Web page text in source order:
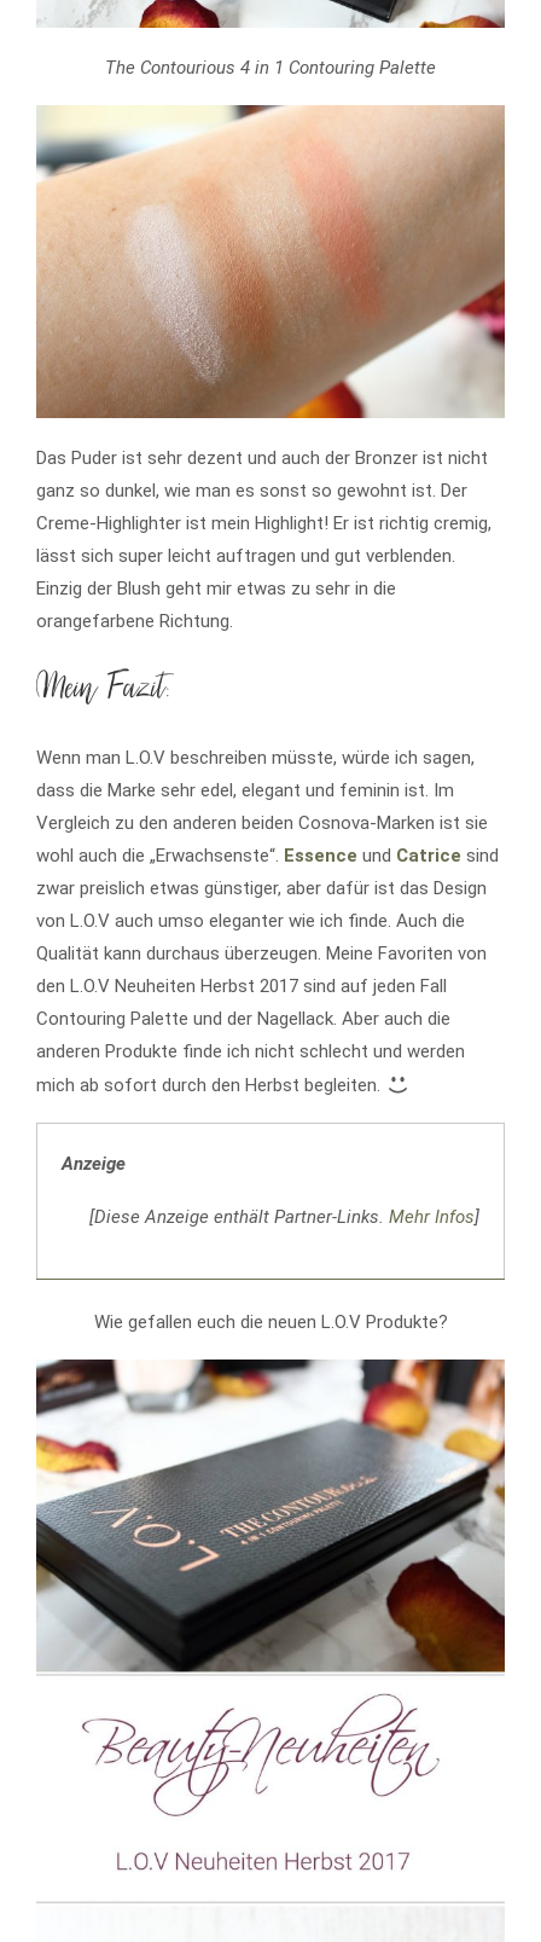
The Contourious 4 in 1 Contouring Palette
Das Puder ist sehr dezent und auch der Bronzer ist nicht
ganz so dunkel, wie man es sonst so gewohnt ist. Der
Creme-Highlighter ist mein Highlight! Er ist richtig cremig,
lässt sich super leicht auftragen und gut verblenden.
Einzig der Blush geht mir etwas zu sehr in die
orangefarbene Richtung.
Mein Fazit:
Wenn man L.O.V beschreiben müsste, würde ich sagen,
dass die Marke sehr edel, elegant und feminin ist. Im
Vergleich zu den anderen beiden Cosnova-Marken ist sie
wohl auch die „Erwachsenste“. Essence und Catrice sind
zwar preislich etwas günstiger, aber dafür ist das Design
von L.O.V auch umso eleganter wie ich finde. Auch die
Qualität kann durchaus überzeugen. Meine Favoriten von
den L.O.V Neuheiten Herbst 2017 sind auf jeden Fall
Contouring Palette und der Nagellack. Aber auch die
anderen Produkte finde ich nicht schlecht und werden
mich ab sofort durch den Herbst begleiten.
Anzeige
[Diese Anzeige enthält Partner-Links. Mehr Infos]
Wie gefallen euch die neuen L.O.V Produkte?